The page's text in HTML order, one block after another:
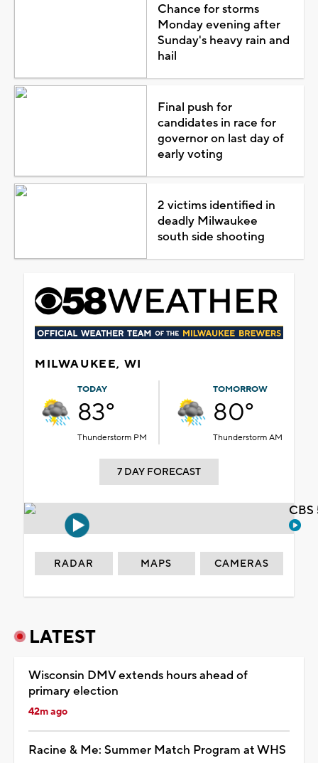
Chance for storms
Monday evening after
Sunday's heavy rain and
hail
Final push for
candidates in race for
governor on last day of
early voting
2 victims identified in
deadly Milwaukee
south side shooting
MILWAUKEE, WI
TODAY
83°
Thunderstorm PM
TOMORROW
80°
Thunderstorm AM
7 DAY FORECAST
RADAR MAPS CAMERAS
LATEST
Wisconsin DMV extends hours ahead of
primary election
42m ago
Racine & Me: Summer Match Program at WHS